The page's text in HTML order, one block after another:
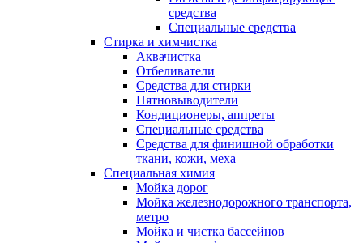
средства
Специальные средства
Стирка и химчистка
Аквачистка
Отбеливатели
Средства для стирки
Пятновыводители
Кондиционеры, аппреты
Специальные средства
Средства для финишной обработки
ткани, кожи, меха
Специальная химия
Мойка дорог
Мойка железнодорожного транспорта,
метро
Мойка и чистка бассейнов